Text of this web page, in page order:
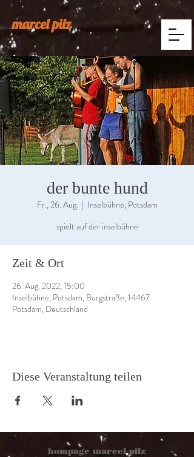
marcel pilz
der bunte hund
Fr., 26. Aug.
  |
Inselbühne, Potsdam
spielt auf der inselbühne
Zeit & Ort
26. Aug. 2022, 15:00
Inselbühne, Potsdam, Burgstraße, 14467
Potsdam, Deutschland
Diese Veranstaltung teilen
hompage marcel pilz